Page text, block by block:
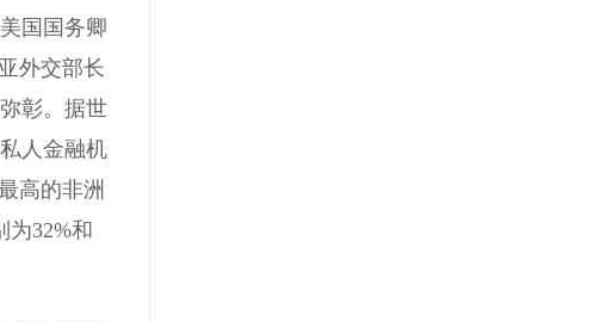
国国务卿
外交部长
彰。据世
人金融机
高的非洲
32%和